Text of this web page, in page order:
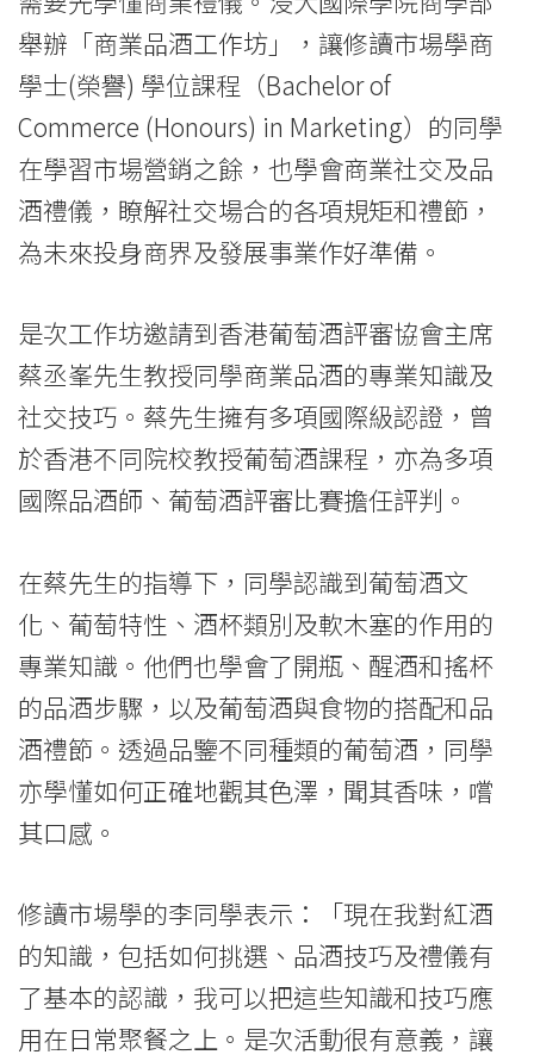
舉辦「商業品酒工作坊」，讓修讀市場學商
學士(榮譽) 學位課程（Bachelor of
Commerce (Honours) in Marketing）的同學
在學習市場營銷之餘，也學會商業社交及品
酒禮儀，瞭解社交場合的各項規矩和禮節，
為未來投身商界及發展事業作好準備。
是次工作坊邀請到香港葡萄酒評審協會主席
蔡丞峯先生教授同學商業品酒的專業知識及
社交技巧。蔡先生擁有多項國際級認證，曾
於香港不同院校教授葡萄酒課程，亦為多項
國際品酒師、葡萄酒評審比賽擔任評判。
在蔡先生的指導下，同學認識到葡萄酒文
化、葡萄特性、酒杯類別及軟木塞的作用的
專業知識。他們也學會了開瓶、醒酒和搖杯
的品酒步驟，以及葡萄酒與食物的搭配和品
酒禮節。透過品鑒不同種類的葡萄酒，同學
亦學懂如何正確地觀其色澤，聞其香味，嚐
其口感。
修讀市場學的李同學表示：「現在我對紅酒
的知識，包括如何挑選、品酒技巧及禮儀有
了基本的認識，我可以把這些知識和技巧應
用在日常聚餐之上。是次活動很有意義，讓